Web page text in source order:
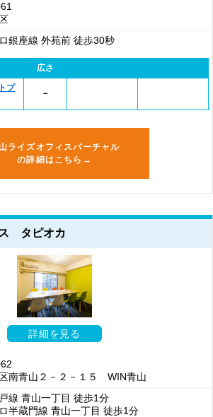
銀座線 外苑前 徒歩30秒
広さ
プ
－
ライズオフィスバーチャル
の詳細はこちら→
タピオカ
詳細を見る
南青山２－２－１５ WIN青山
線 青山一丁目 徒歩1分
半蔵門線 青山一丁目 徒歩1分